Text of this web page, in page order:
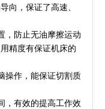
向，保证了高速、
，防止无油摩擦运动
精度有保证机床的
操作，能保证切割质
，有效的提高工作效